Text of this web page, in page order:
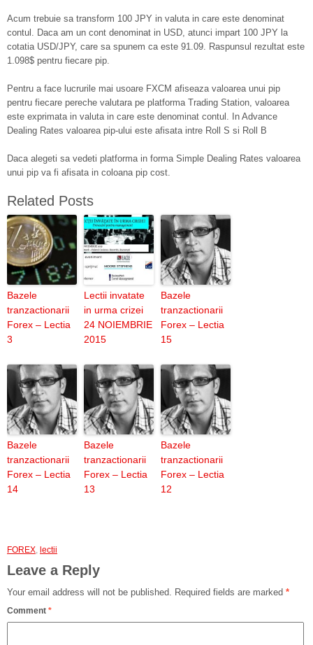
Acum trebuie sa transform 100 JPY in valuta in care este denominat
contul. Daca am un cont denominat in USD, atunci impart 100 JPY la
cotatia USD/JPY, care sa spunem ca este 91.09. Raspunsul rezultat este
1.098$ pentru fiecare pip.
Pentru a face lucrurile mai usoare FXCM afiseaza valoarea unui pip
pentru fiecare pereche valutara pe platforma Trading Station, valoarea
este exprimata in valuta in care este denominat contul. In Advance
Dealing Rates valoarea pip-ului este afisata intre Roll S si Roll B
Daca alegeti sa vedeti platforma in forma Simple Dealing Rates valoarea
unui pip va fi afisata in coloana pip cost.
Related Posts
Bazele
tranzactionarii
Forex – Lectia
3
Lectii invatate
in urma crizei
24 NOIEMBRIE
2015
Bazele
tranzactionarii
Forex – Lectia
15
Bazele
tranzactionarii
Forex – Lectia
14
Bazele
tranzactionarii
Forex – Lectia
13
Bazele
tranzactionarii
Forex – Lectia
12
FOREX, lectii
Leave a Reply
Your email address will not be published. Required fields are marked *
Comment *